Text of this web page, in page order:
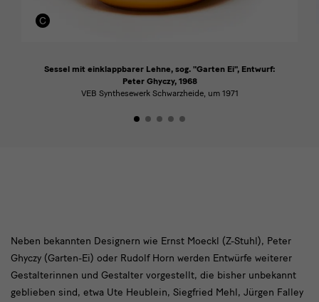
Sessel mit einklappbarer Lehne, sog. "Garten Ei", Entwurf:
Peter Ghyczy, 1968
VEB Synthesewerk Schwarzheide, um 1971
Neben
bekannten
Designern
Neben bekannten Designern wie Ernst Moeckl (Z-Stuhl), Peter
Ghyczy (Garten-Ei) oder Rudolf Horn werden Entwürfe weiterer
Gestalterinnen und Gestalter vorgestellt, die bisher unbekannt
geblieben sind, etwa Ute Heublein, Siegfried Mehl, Jürgen Falley